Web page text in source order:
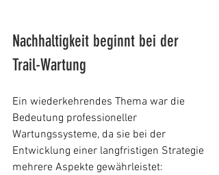
Nachhaltigkeit beginnt bei der
Trail-Wartung
Ein wiederkehrendes Thema war die
Bedeutung professioneller
Wartungssysteme, da sie bei der
Entwicklung einer langfristigen Strategie
mehrere Aspekte gewährleistet: